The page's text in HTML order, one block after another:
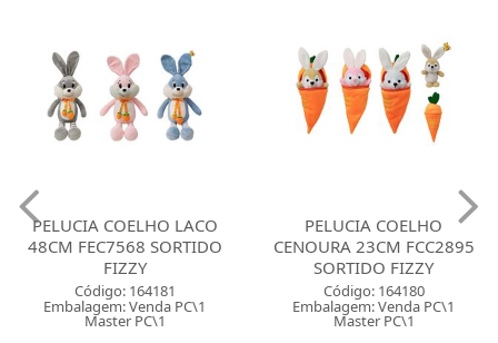
PELUCIA COELHO LACO
48CM FEC7568 SORTIDO
FIZZY
Código: 164181
Embalagem: Venda PC\1
Master PC\1
PELUCIA COELHO
CENOURA 23CM FCC2895
SORTIDO FIZZY
Código: 164180
Embalagem: Venda PC\1
Master PC\1